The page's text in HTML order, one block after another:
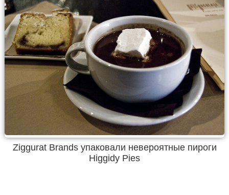
Ziggurat Brands упаковали невероятные пироги
Higgidy Pies